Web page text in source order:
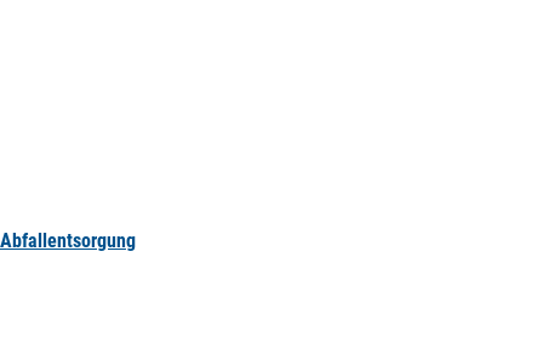
Abfallentsorgung